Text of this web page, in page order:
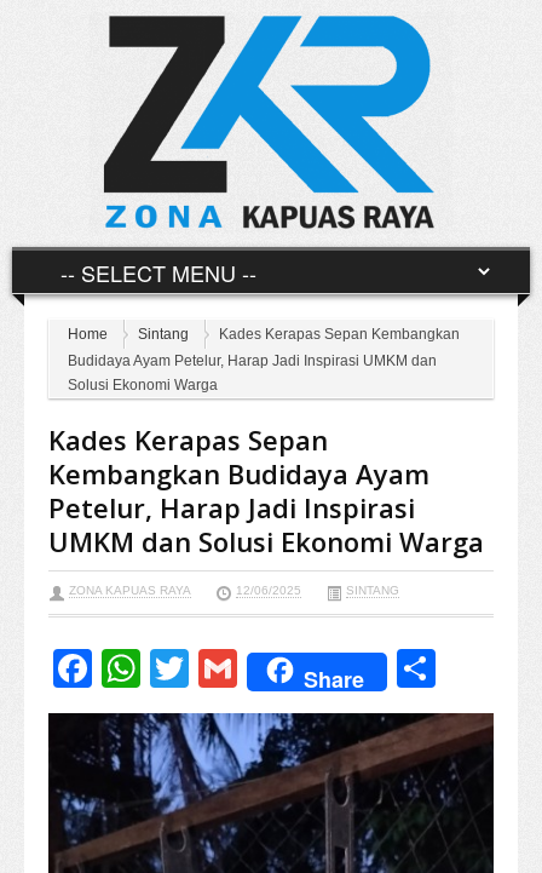
Home Sintang
Kades Kerapas Sepan Kembangkan
Budidaya Ayam Petelur, Harap Jadi Inspirasi UMKM dan
Solusi Ekonomi Warga
Kades Kerapas Sepan
Kembangkan Budidaya Ayam
Petelur, Harap Jadi Inspirasi
UMKM dan Solusi Ekonomi Warga
ZONA KAPUAS RAYA 12/06/2025 SINTANG
Facebook
WhatsApp
TwitterGmail
Share